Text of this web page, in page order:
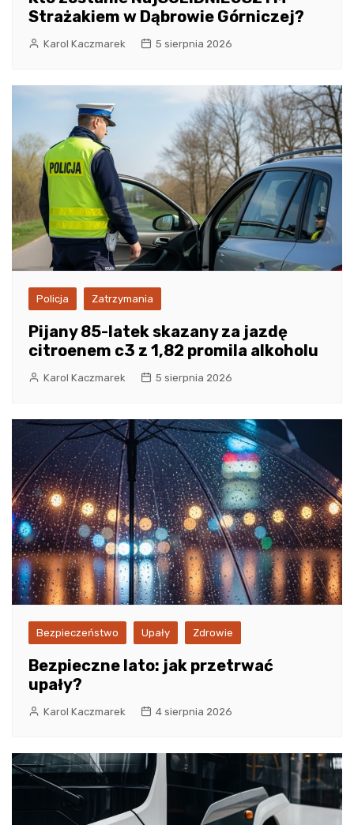
Strażakiem w Dąbrowie Górniczej?
Karol Kaczmarek 5 sierpnia 2026
Policja Zatrzymania
Pijany 85-latek skazany za jazdę
citroenem c3 z 1,82 promila alkoholu
Karol Kaczmarek 5 sierpnia 2026
Bezpieczeństwo Upały Zdrowie
Bezpieczne lato: jak przetrwać
upały?
Karol Kaczmarek 4 sierpnia 2026